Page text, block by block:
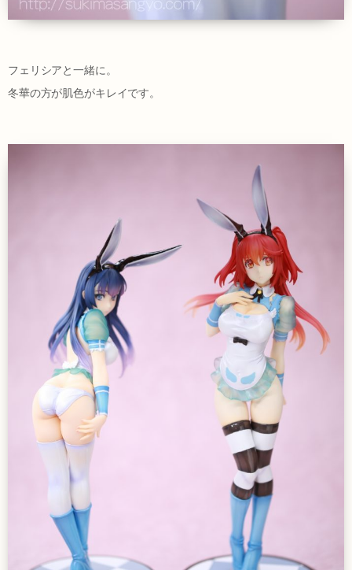
フェリシアと一緒に。
冬華の方が肌色がキレイです。